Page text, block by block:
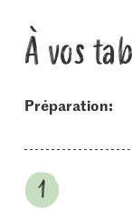
À vos
Préparation: